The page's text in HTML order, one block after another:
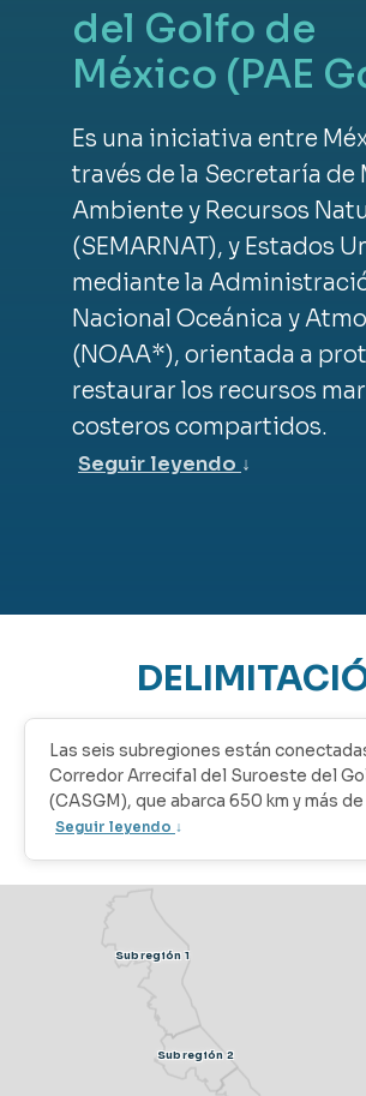
del Golfo de
México (PAE
Es una iniciativa entre
través de la Secretaría de
Ambiente y Recursos
(SEMARNAT), y Estados
mediante la
Nacional Oceánica y
(NOAA*), orientada a
restaurar los recursos
costeros compartidos.
Seguir leyendo ↓
Las seis subregiones están
Corredor Arrecifal del Suroeste del
(CASGM), que abarca 650 km y más
Seguir leyendo ↓
Subregión 1
Subregión 2